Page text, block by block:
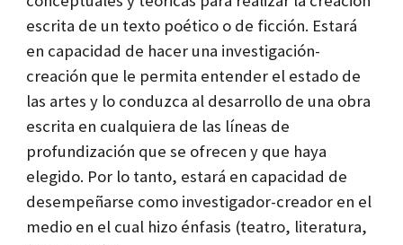
escrita de un texto poético o de ficción. Estará
en capacidad de hacer una investigación-
creación que le permita entender el estado de
las artes y lo conduzca al desarrollo de una obra
escrita en cualquiera de las líneas de
profundización que se ofrecen y que haya
elegido. Por lo tanto, estará en capacidad de
desempeñarse como investigador-creador en el
medio en el cual hizo énfasis (teatro, literatura,